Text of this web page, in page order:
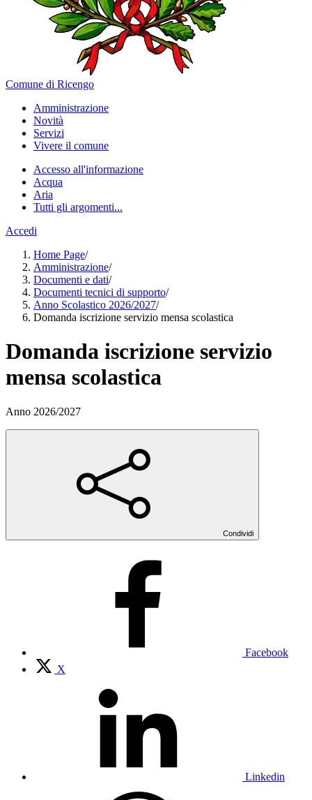
Comune di Ricengo
Amministrazione
Novità
Servizi
Vivere il comune
Accesso all'informazione
Acqua
Aria
Tutti gli argomenti...
Accedi
Home Page/
Amministrazione/
Documenti e dati/
Documenti tecnici di supporto/
Anno Scolastico 2026/2027/
Domanda iscrizione servizio mensa scolastica
Domanda iscrizione servizio
mensa scolastica
Anno 2026/2027
Condividi
Facebook
X
Linkedin